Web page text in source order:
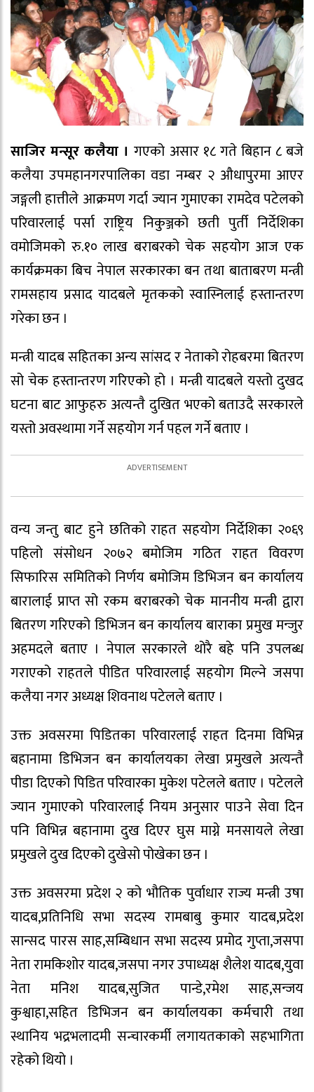
साजिर मन्सूर कलैया ।गएको असार १८ गते बिहान ८ बजे
कलैया उपमहानगरपालिका वडा नम्बर २ औधापुरमा आएर
जङ्गली हात्तीले आक्रमण गर्दा ज्यान गुमाएका रामदेव पटेलको
परिवारलाई पर्सा राष्ट्रिय निकुञ्जको छती पुर्ती निर्देशिका
वमोजिमको रु.१० लाख बराबरको चेक सहयोग आज एक
कार्यक्रमका बिच नेपाल सरकारका बन तथा बाताबरण मन्त्री
रामसहाय प्रसाद यादबले मृतकको स्वास्निलाई हस्तान्तरण
गरेका छन ।
मन्त्री यादब सहितका अन्य सांसद र नेताको रोहबरमा बितरण
सो चेक हस्तान्तरण गरिएको हो । मन्त्री यादबले यस्तो दुखद
घटना बाट आफुहरु अत्यन्तै दुखित भएको बताउदै सरकारले
यस्तो अवस्थामा गर्ने सहयोग गर्न पहल गर्ने बताए ।
वन्य जन्तु बाट हुने छतिको राहत सहयोग निर्देशिका २०६९
पहिलो संसोधन २०७२ बमोजिम गठित राहत विवरण
सिफारिस समितिको निर्णय बमोजिम डिभिजन बन कार्यालय
बारालाई प्राप्त सो रकम बराबरको चेक माननीय मन्त्री द्वारा
बितरण गरिएको डिभिजन बन कार्यालय बाराका प्रमुख मन्जुर
अहमदले बताए । नेपाल सरकारले थोरै बहे पनि उपलब्ध
गराएको राहतले पीडित परिवारलाई सहयोग मिल्ने जसपा
कलैया नगर अध्यक्ष शिवनाथ पटेलले बताए ।
उक्त अवसरमा पिडितका परिवारलाई राहत दिनमा विभिन्न
बहानामा डिभिजन बन कार्यालयका लेखा प्रमुखले अत्यन्तै
पीडा दिएको पिडित परिवारका मुकेश पटेलले बताए । पटेलले
ज्यान गुमाएको परिवारलाई नियम अनुसार पाउने सेवा दिन
पनि विभिन्न बहानामा दुख दिएर घुस माग्ने मनसायले लेखा
प्रमुखले दुख दिएको दुखेसो पोखेका छन ।
उक्त अवसरमा प्रदेश २ को भौतिक पुर्वाधार राज्य मन्त्री उषा
यादब,प्रतिनिधि सभा सदस्य रामबाबु कुमार यादब,प्रदेश
सान्सद पारस साह,सम्बिधान सभा सदस्य प्रमोद गुप्ता,जसपा
नेता रामकिशोर यादब,जसपा नगर उपाध्यक्ष शैलेश यादब,युवा
नेता मनिश यादब,सुजित पान्डे,रमेश साह,सन्जय
कुश्वाहा,सहित डिभिजन बन कार्यालयका कर्मचारी तथा
स्थानिय भद्रभलादमी सन्चारकर्मी लगायतकाको सहभागिता
रहेको थियो ।